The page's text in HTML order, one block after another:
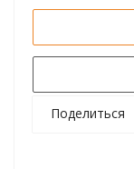
Поделиться